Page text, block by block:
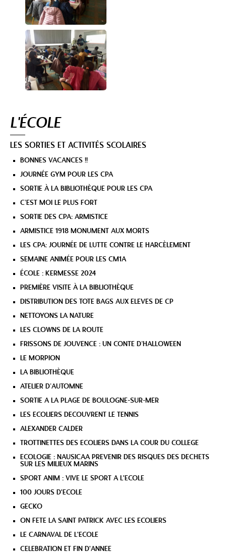
Navigation
L'ÉCOLE
LES SORTIES ET ACTIVITÉS SCOLAIRES
BONNES VACANCES !!
JOURNÉE GYM POUR LES CPA
SORTIE À LA BIBLIOTHÈQUE POUR LES CPA
C’EST MOI LE PLUS FORT
SORTIE DES CPA: ARMISTICE
ARMISTICE 1918 MONUMENT AUX MORTS
LES CPA: JOURNÉE DE LUTTE CONTRE LE HARCÈLEMENT
SEMAINE ANIMÉE POUR LES CM1A
ÉCOLE : KERMESSE 2024
PREMIÈRE VISITE À LA BIBLIOTHÈQUE
DISTRIBUTION DES TOTE BAGS AUX ELEVES DE CP
NETTOYONS LA NATURE
LES CLOWNS DE LA ROUTE
FRISSONS DE JOUVENCE : UN CONTE D’HALLOWEEN
LE MORPION
LA BIBLIOTHÈQUE
ATELIER D’AUTOMNE
SORTIE A LA PLAGE DE BOULOGNE-SUR-MER
LES ECOLIERS DECOUVRENT LE TENNIS
ALEXANDER CALDER
TROTTINETTES DES ECOLIERS DANS LA COUR DU COLLEGE
ECOLOGIE : NAUSICAA PREVENIR DES RISQUES DES DECHETS
SUR LES MILIEUX MARINS
SPORT ANIM : VIVE LE SPORT A L'ECOLE
100 JOURS D'ECOLE
GECKO
ON FETE LA SAINT PATRICK AVEC LES ECOLIERS
LE CARNAVAL DE L'ECOLE
CELEBRATION ET FIN D'ANNEE